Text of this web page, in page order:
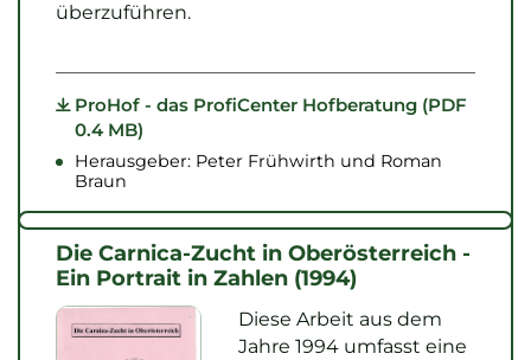
überzuführen.
ProHof - das ProfiCenter Hofberatung (PDF
0.4 MB)
Herausgeber: Peter Frühwirth und Roman
Braun
Die Carnica-Zucht in Oberösterreich -
Ein Portrait in Zahlen (1994)
Diese Arbeit aus dem
Jahre 1994 umfasst eine